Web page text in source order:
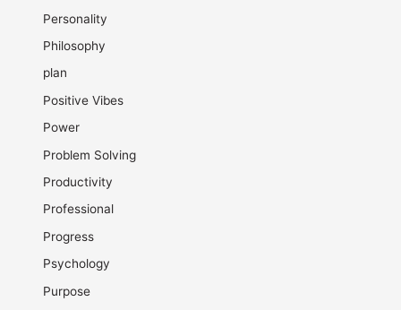
Personality
Philosophy
plan
Positive Vibes
Power
Problem Solving
Productivity
Professional
Progress
Psychology
Purpose